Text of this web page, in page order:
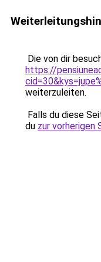
Die von dir
https://
weiterzuleiten.
Falls du diese
du zur vorherigen